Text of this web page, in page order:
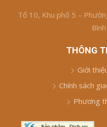
Tổ 10, Khu phố 5 –
THÔNG
Giới
Chính sách
Phương